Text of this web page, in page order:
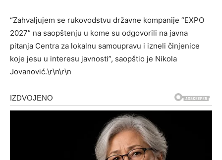
“Zahvaljujem se rukovodstvu državne kompanije “EXPO
2027” na saopštenju u kome su odgovorili na javna
pitanja Centra za lokalnu samoupravu i izneli činjenice
koje jesu u interesu javnosti”, saopštio je Nikola
Jovanović.\r\n\r\n